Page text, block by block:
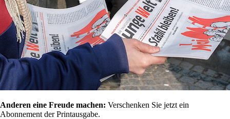
Anderen eine Freude machen: Verschenken Sie jetzt ein
Abonnement der Printausgabe.